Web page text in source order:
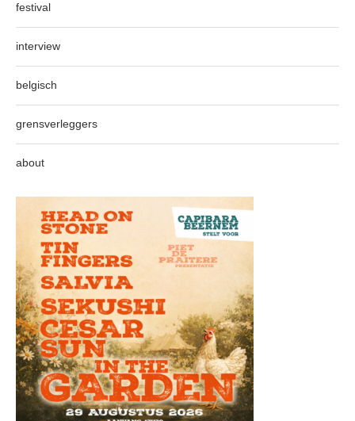
festival
interview
belgisch
grensverleggers
about